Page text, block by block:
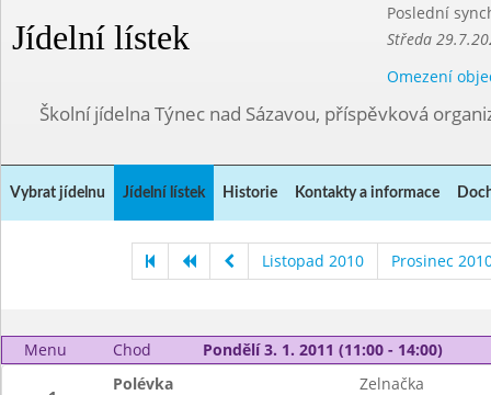
Jídelní lístek
Poslední
Středa
Omezení
Školní jídelna Týnec nad Sázavou, příspěvková
Vybrat jídelnu Jídelní lístek Historie Kontakty a informace
Listopad 2010 Prosinec
Menu Chod Pondělí 3. 1. 2011 (11:00 - 14:00)
Polévka
Zelnačka